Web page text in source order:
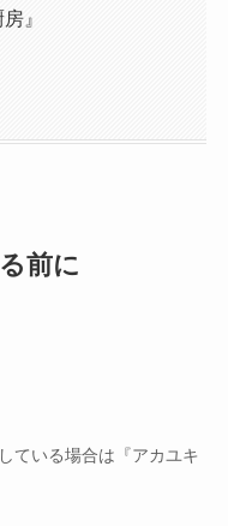
』
前に
ている場合は『アカユキ